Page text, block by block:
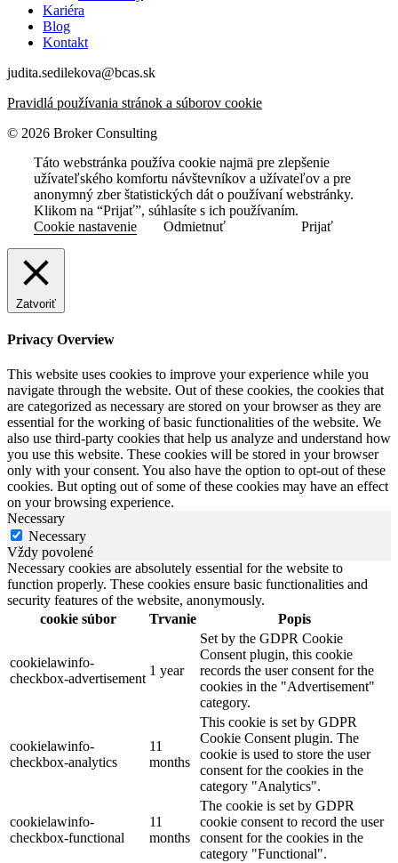
Kariéra
Blog
Kontakt
judita.sedilekova@bcas.sk
Pravidlá používania stránok a súborov cookie
© 2026 Broker Consulting
Táto webstránka používa cookie najmä pre zlepšenie
užívateľského komfortu návštevníkov a užívateľov a pre
anonymný zber štatistických dát o používaní webstránky.
Klikom na “Prijať”, súhlasíte s ich používaním.
Cookie nastavenie
Odmietnuť Prijať
Zatvoriť
Privacy Overview
This website uses cookies to improve your experience while you
navigate through the website. Out of these cookies, the cookies that
are categorized as necessary are stored on your browser as they are
essential for the working of basic functionalities of the website. We
also use third-party cookies that help us analyze and understand how
you use this website. These cookies will be stored in your browser
only with your consent. You also have the option to opt-out of these
cookies. But opting out of some of these cookies may have an effect
on your browsing experience.
Necessary
Necessary
Vždy povolené
Necessary cookies are absolutely essential for the website to
function properly. These cookies ensure basic functionalities and
security features of the website, anonymously.
cookie súbor
Trvanie Popis
cookielawinfo-
checkbox-advertisement
1 year
Set by the GDPR Cookie
Consent plugin, this cookie
records the user consent for the
cookies in the "Advertisement"
category.
cookielawinfo-
checkbox-analytics
11
months
This cookie is set by GDPR
Cookie Consent plugin. The
cookie is used to store the user
consent for the cookies in the
category "Analytics".
cookielawinfo-
checkbox-functional
11
months
The cookie is set by GDPR
cookie consent to record the user
consent for the cookies in the
category "Functional".